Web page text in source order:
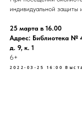
индивидуальной защиты
25 марта в 16.00
Адрес: Библиотека №
д. 9, к. 1
6+
2022-03-25 16:00